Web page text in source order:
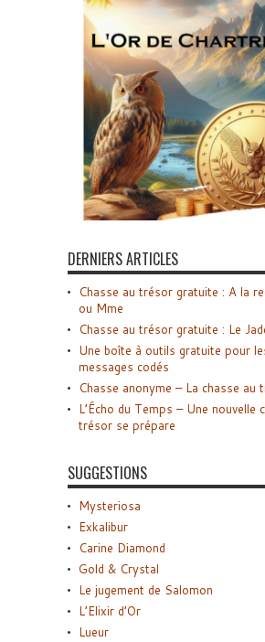
DERNIERS ARTICLES
Chasse au trésor gratuite : A la
ou Mme
Chasse au trésor gratuite : Le
Une boîte à outils gratuite pour
messages codés
Chasse anonyme – La chasse au
L’Écho du Temps – Une nouvelle
trésor se prépare
SUGGESTIONS
Mysteriosa
Exkalibur
Carine Diamond
Gold & Crystal
Le jugement de Salomon
L’Elixir d’Or
Lueur